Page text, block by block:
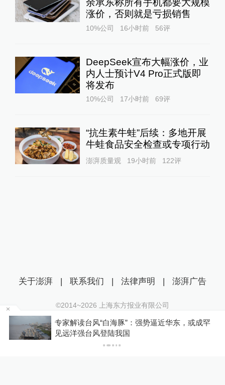
余承东称所有手机都要大规模
涨价，否则就是亏损销售
10%公司 16小时前 56评
DeepSeek宣布大幅涨价，业
内人士预计V4 Pro正式版即
将发布
10%公司 17小时前 69评
“抗生素牛蛙”后续：多地开展
牛蛙食品安全检查或专项行动
澎湃质量观 19小时前 122评
专家解读台风“白海豚”：强势逼近华东，或成罕
见远洋强台风登陆我国
关于澎湃 | 联系我们 | 法律声明 | 澎湃广告
©2014~2026 上海东方报业有限公司
沪ICP证：沪B2-20170116 | 沪ICP备14003370号
互联网新闻信息服务许可证：31120170006
沪公网安备 31010602000299号